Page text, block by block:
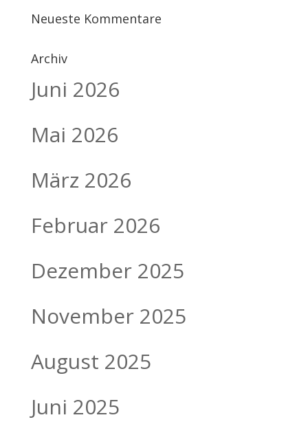
Neueste Kommentare
Archiv
Juni 2026
Mai 2026
März 2026
Februar 2026
Dezember 2025
November 2025
August 2025
Juni 2025